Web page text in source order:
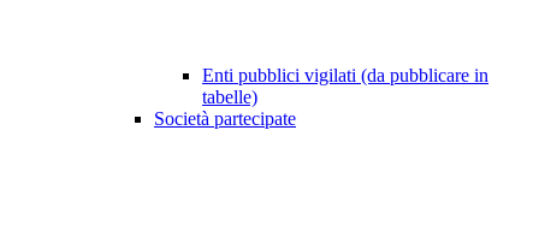
Enti pubblici vigilati (da pubblicare in
tabelle)
Società partecipate